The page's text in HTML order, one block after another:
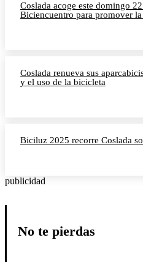
Coslada acoge este domingo
Biciencuentro para promover
Coslada renueva sus
y el uso de la bicicleta
Biciluz 2025 recorre Coslada
publicidad
No te pierdas